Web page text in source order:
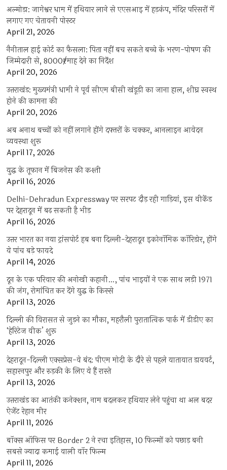
अल्मोड़ा: जागेश्वर धाम में हथियार लाने से एएसआइ में हड़कंप, मंदिर परिसरों में
लगाए गए चेतावनी पोस्टर
April 21, 2026
नैनीताल हाई कोर्ट का फैसला: पिता नहीं बच सकते बच्चे के भरण-पोषण की
जिम्मेदारी से, 8000₹/माह देने का निर्देश
April 20, 2026
उत्तराखंड: मुख्यमंत्री धामी ने पूर्व सीएम बीसी खंडूड़ी का जाना हाल, शीघ्र स्वस्थ
होने की कामना की
April 20, 2026
अब अनाथ बच्चों को नहीं लगाने होंगे दफ्तरों के चक्कर, आनलाइन आवेदन
व्यवस्था शुरू
April 17, 2026
युद्ध के तूफान में बिजनेस की कश्ती
April 16, 2026
Delhi-Dehradun Expressway पर सरपट दौड़ रही गाड़ियां, इस वीकेंड
पर देहरादून में बढ़ सकती है भीड़
April 16, 2026
उत्तर भारत का नया ट्रांसपोर्ट हब बना दिल्ली-देहरादून इकोनॉमिक कॉरिडोर, होंगे
ये पांच बड़े फायदे
April 14, 2026
दून के एक परिवार की अनोखी कहानी…, पांच भाइयों ने एक साथ लड़ी 1971
की जंग, रोमांचित कर देंगे युद्ध के किस्से
April 13, 2026
दिल्ली की विरासत से जुड़ने का मौका, महरौली पुरातात्विक पार्क में डीडीए का
‘हेरिटेज वीक’ शुरू
April 13, 2026
देहरादून-दिल्ली एक्सप्रेस-वे बंद: पीएम मोदी के दौरे से पहले यातायात डायवर्ट,
सहारनपुर और रुड़की के लिए ये हैं रास्ते
April 13, 2026
उत्तराखंड का आतंकी कनेक्शन, नाम बदलकर हथियार लेने पहुंचा था अल बदर
ऐजेंट रेहान मीर
April 11, 2026
बॉक्स ऑफिस पर Border 2 ने रचा इतिहास, 10 फिल्मों को पछाड़ बनी
सबसे ज्यादा कमाई वाली वॉर फिल्म
April 11, 2026